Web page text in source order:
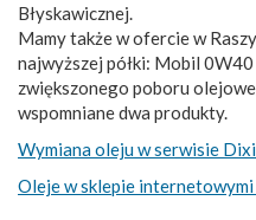
Błyskawicznej.
Mamy także w ofercie w
najwyższej półki: Mobil
zwiększonego poboru
wspomniane dwa produkty.
Wymiana oleju w serwisie
Oleje w sklepie